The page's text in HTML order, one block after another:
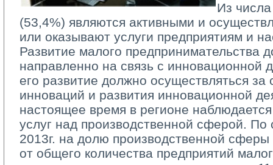
Из
(53,4%) являются активными и
или оказывают услуги предприятиям и
Развитие малого предпринимательства
направленно на связь с инновационной
его развитие должно осуществляться за
инноваций и развития инновационной
настоящее время в регионе
услуг над производственной сферой. По
2013г. на долю производственной
от общего количества предприятий